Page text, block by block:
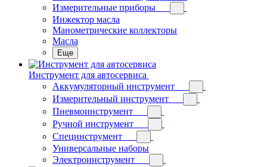
Измерительные приборы
Инжектор масла
Манометрические коллекторы
Масла
Еще
Инструмент для автосервиса
Аккумуляторный инструмент
Измерительный инструмент
Пневмоинструмент
Ручной инструмент
Специнструмент
Универсальные наборы
Электроинструмент